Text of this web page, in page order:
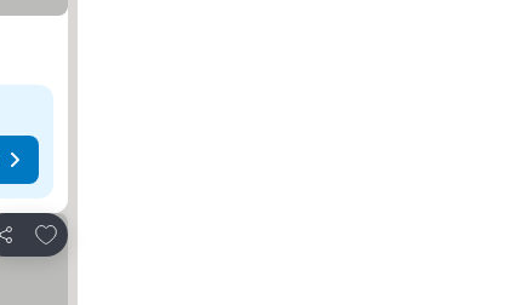
Κοινοποίηση
Προσθήκη στα αγαπημένα